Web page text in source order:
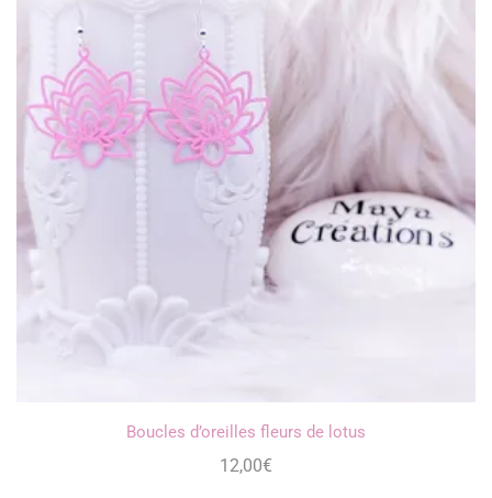
Boucles d’oreilles fleurs de lotus
12,00€